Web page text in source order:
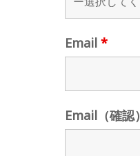
Email *
Email（確認